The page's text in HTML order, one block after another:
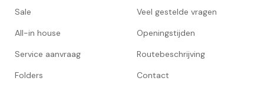
Sale
All-in house
Service aanvraag
Folders
Veel gestelde vragen
Openingstijden
Routebeschrijving
Contact